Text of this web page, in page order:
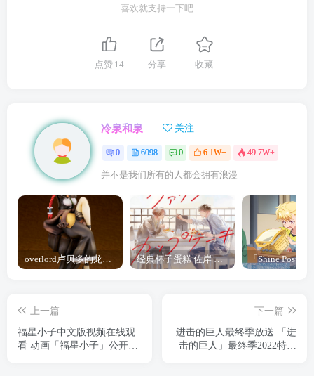
喜欢就支持一下吧
点赞 14 分享 收藏
冷泉和泉 关注
0 6098 0 6.1W+ 49.7W+
并不是我们所有的人都会拥有浪漫
经典杯子蛋糕 佐岸 漫画「经典杯子蛋糕」宣布真人日剧化
上一篇
福星小子中文版视频在线观
看 动画「福星小子」公开新
下一篇
进击的巨人最终季放送 「进
击的巨人」最终季2022特别